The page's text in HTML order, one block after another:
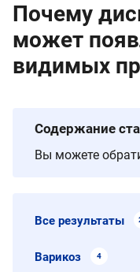
Почему
может
видимых
Содержание
Вы можете
Все результаты
Варикоз 4